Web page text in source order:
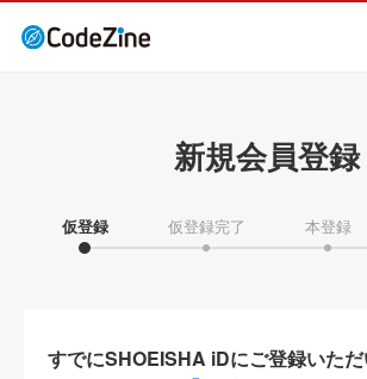
新規会員登録
仮登録 仮登録完了 本登録
すでにSHOEISHA iDにご登録いた